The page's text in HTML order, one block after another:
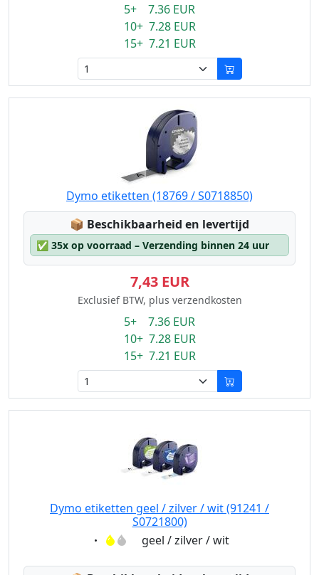
5+ 7.36 EUR
10+ 7.28 EUR
15+ 7.21 EUR
Dymo etiketten (18769 / S0718850)
📦 Lagerstatus:
Beschikbaarheid en levertijd
✅ 35x op voorraad – Verzending binnen 24 uur
7,43 EUR
Exclusief BTW, plus verzendkosten
5+ 7.36 EUR
10+ 7.28 EUR
15+ 7.21 EUR
Dymo etiketten geel / zilver / wit (91241 /
S0721800)
Eigenschaft:geel / zilver / wit